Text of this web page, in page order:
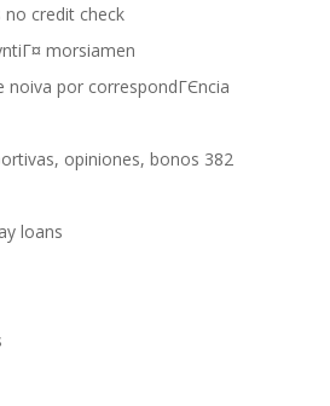
no credit check
morsiamen
noiva por correspondГЄncia
opiniones, bonos 382
loans